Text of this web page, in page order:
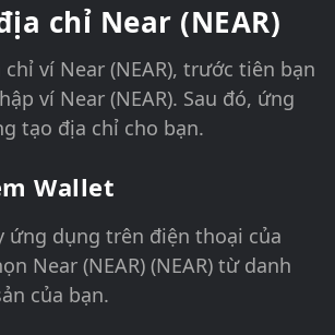
chỉ Near (NEAR)
ví Near (NEAR), trước tiên bạn
ví Near (NEAR). Sau đó, ứng
tạo địa chỉ cho bạn.
Wallet
ứng dụng trên điện thoại của
Near (NEAR) (NEAR) từ danh
của bạn.